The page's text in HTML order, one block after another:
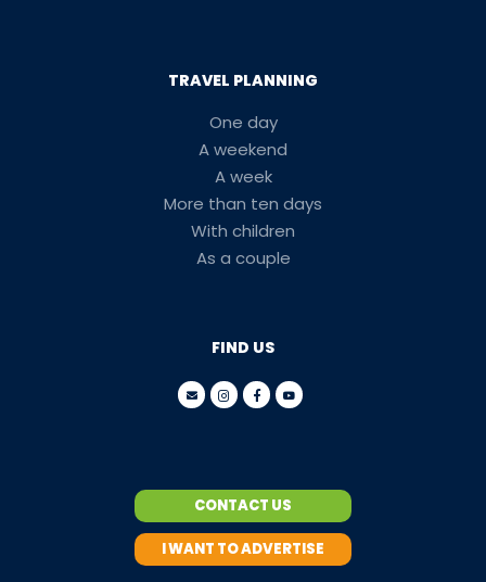
TRAVEL PLANNING
One day
A weekend
A week
More than ten days
With children
As a couple
FIND US
CONTACT US
I WANT TO ADVERTISE